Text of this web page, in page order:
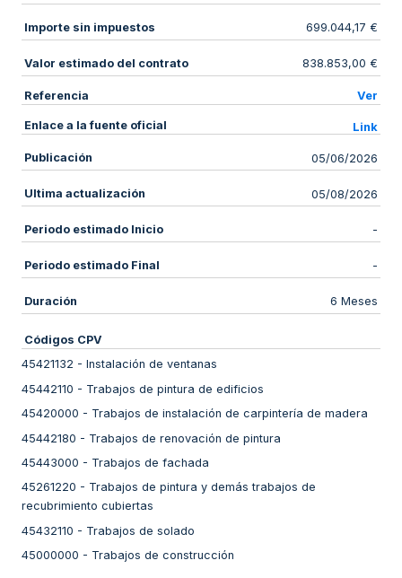
Importe sin impuestos 699.044,17 €
Valor estimado del contrato 838.853,00 €
Referencia Ver
Enlace a la fuente oficial Link
Publicación 05/06/2026
Ultima actualización 05/08/2026
Periodo estimado Inicio -
Periodo estimado Final -
Duración 6 Meses
Códigos CPV
45421132 - Instalación de ventanas
45442110 - Trabajos de pintura de edificios
45420000 - Trabajos de instalación de carpintería de madera
45442180 - Trabajos de renovación de pintura
45443000 - Trabajos de fachada
45261220 - Trabajos de pintura y demás trabajos de
recubrimiento cubiertas
45432110 - Trabajos de solado
45000000 - Trabajos de construcción